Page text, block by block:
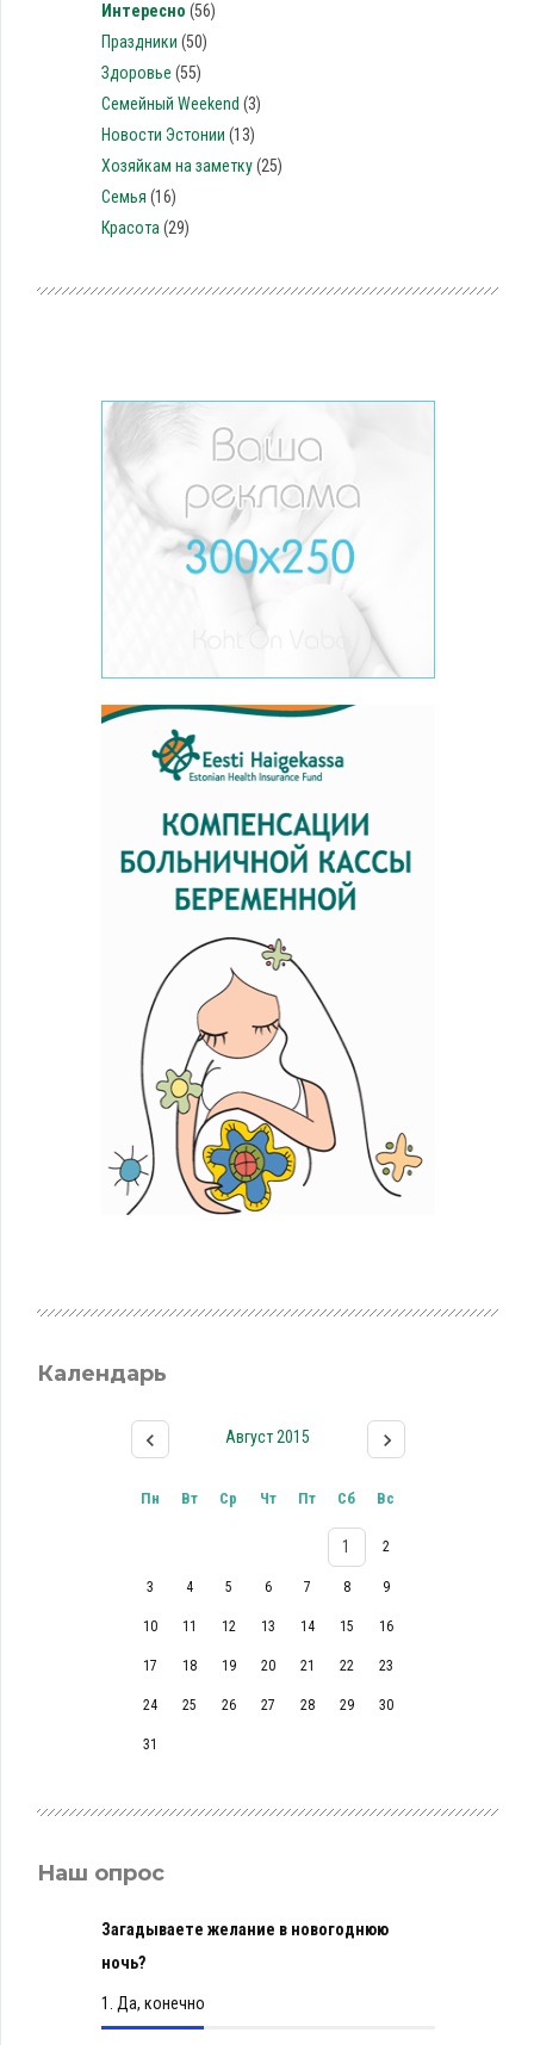
Интересно (56)
Праздники (50)
Здоровье (55)
Семейный Weekend (3)
Новости Эстонии (13)
Хозяйкам на заметку (25)
Семья (16)
Красота (29)
Календарь
Август 2015
Пн Вт Ср Чт Пт Сб Вс
1 2
3 4 5 6 7 8 9
10 11 12 13 14 15 16
17 18 19 20 21 22 23
24 25 26 27 28 29 30
31
Наш опрос
Загадываете желание в новогоднюю
ночь?
1. Да, конечно